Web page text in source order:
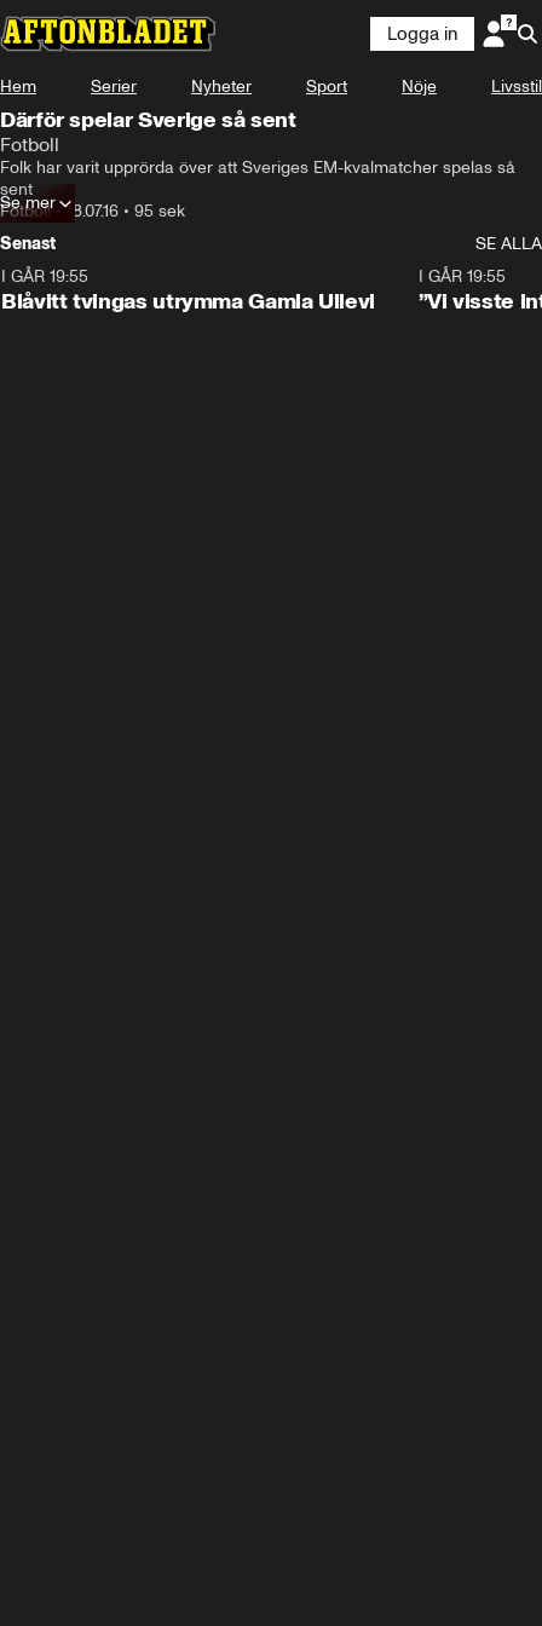
Logga in
Hem Serier Nyheter Sport Nöje Livsstil
Därför spelar Sverige så sent
Fotboll
Folk har varit upprörda över att Sveriges EM-kvalmatcher spelas så
sent
Fotboll•18.07.16 • 95 sek
Se mer
Senast
SE ALLA
I GÅR 19:55
Blåvitt tvingas utrymma Gamla Ullevi
I GÅR 19:55
”Vi visste